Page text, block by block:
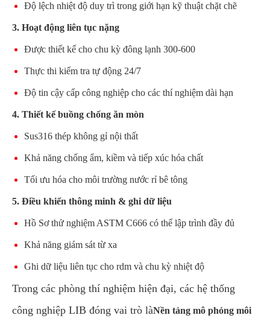
Độ lệch nhiệt độ duy trì trong giới hạn kỹ thuật chặt chẽ
3. Hoạt động liên tục nặng
Được thiết kế cho chu kỳ đông lạnh 300-600
Thực thi kiểm tra tự động 24/7
Độ tin cậy cấp công nghiệp cho các thí nghiệm dài hạn
4. Thiết kế buồng chống ăn mòn
Sus316 thép không gỉ nội thất
Khả năng chống ẩm, kiềm và tiếp xúc hóa chất
Tối ưu hóa cho môi trường nước rỉ bê tông
5. Điều khiển thông minh & ghi dữ liệu
Hồ Sơ thử nghiệm ASTM C666 có thể lập trình đầy đủ
Khả năng giám sát từ xa
Ghi dữ liệu liên tục cho rdm và chu kỳ nhiệt độ
Trong các phòng thí nghiệm hiện đại, các hệ thống
công nghiệp LIB đóng vai trò làNền tảng mô phỏng môi